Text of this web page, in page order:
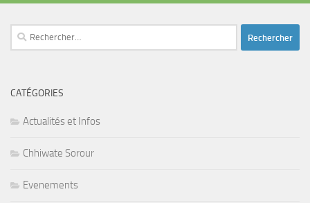
Rechercher :
CATÉGORIES
Actualités et Infos
Chhiwate Sorour
Evenements